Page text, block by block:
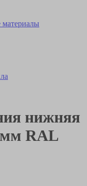
материалы
нижняя
RAL